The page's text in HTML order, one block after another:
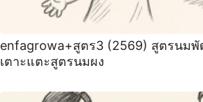
enfagrowa+สูตร3 (2569) สูตรนม
เตาะแตะสูตรนมผง